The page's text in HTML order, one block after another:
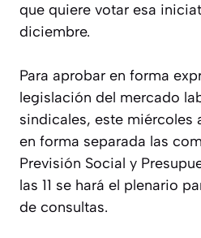
que quiere votar esa
diciembre.
Para aprobar en forma
legislación del mercado
sindicales, este miércoles
en forma separada las
Previsión Social y
las 11 se hará el plenario
de consultas.